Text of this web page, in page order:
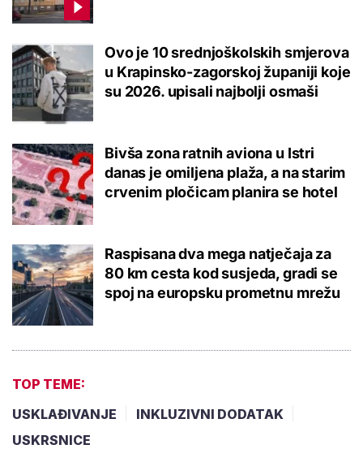
Ovo je 10 srednjoškolskih smjerova
u Krapinsko-zagorskoj županiji koje
su 2026. upisali najbolji osmaši
Bivša zona ratnih aviona u Istri
danas je omiljena plaža, a na starim
crvenim pločicam planira se hotel
Raspisana dva mega natječaja za
80 km cesta kod susjeda, gradi se
spoj na europsku prometnu mrežu
TOP TEME:
USKLAĐIVANJE
INKLUZIVNI DODATAK
USKRSNICE